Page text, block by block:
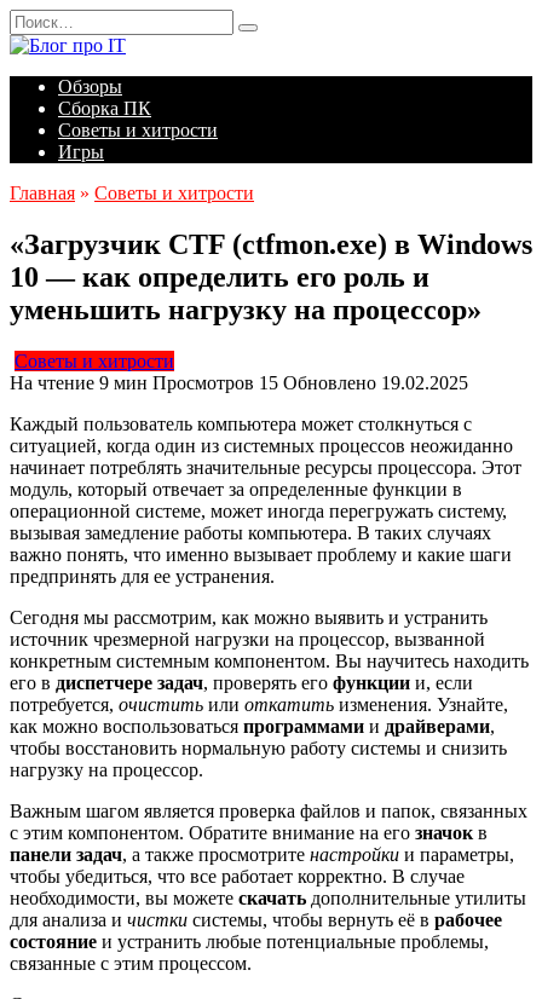
Перейти
к
содержанию
Search
for:
Обзоры
Сборка ПК
Советы и хитрости
Игры
Главная » Советы и хитрости
«Загрузчик CTF (ctfmon.exe) в Windows
10 — как определить его роль и
уменьшить нагрузку на процессор»
Советы и хитрости
На чтение 9 мин Просмотров 15 Обновлено 19.02.2025
Каждый пользователь компьютера может столкнуться с
ситуацией, когда один из системных процессов неожиданно
начинает потреблять значительные ресурсы процессора. Этот
модуль, который отвечает за определенные функции в
операционной системе, может иногда перегружать систему,
вызывая замедление работы компьютера. В таких случаях
важно понять, что именно вызывает проблему и какие шаги
предпринять для ее устранения.
Сегодня мы рассмотрим, как можно выявить и устранить
источник чрезмерной нагрузки на процессор, вызванной
конкретным системным компонентом. Вы научитесь находить
его в диспетчере задач, проверять его функции и, если
потребуется, очистить или откатить изменения. Узнайте,
как можно воспользоваться программами и драйверами,
чтобы восстановить нормальную работу системы и снизить
нагрузку на процессор.
Важным шагом является проверка файлов и папок, связанных
с этим компонентом. Обратите внимание на его значок в
панели задач, а также просмотрите настройки и параметры,
чтобы убедиться, что все работает корректно. В случае
необходимости, вы можете скачать дополнительные утилиты
для анализа и чистки системы, чтобы вернуть её в рабочее
состояние и устранить любые потенциальные проблемы,
связанные с этим процессом.